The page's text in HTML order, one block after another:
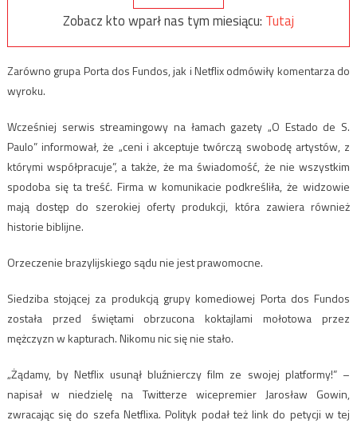
Zobacz kto wparł nas tym miesiącu: Tutaj
Zarówno grupa Porta dos Fundos, jak i Netflix odmówiły komentarza do
wyroku.
Wcześniej serwis streamingowy na łamach gazety „O Estado de S.
Paulo” informował, że „ceni i akceptuje twórczą swobodę artystów, z
którymi współpracuje”, a także, że ma świadomość, że nie wszystkim
spodoba się ta treść. Firma w komunikacie podkreśliła, że widzowie
mają dostęp do szerokiej oferty produkcji, która zawiera również
historie biblijne.
Orzeczenie brazylijskiego sądu nie jest prawomocne.
Siedziba stojącej za produkcją grupy komediowej Porta dos Fundos
została przed świętami obrzucona koktajlami mołotowa przez
mężczyzn w kapturach. Nikomu nic się nie stało.
„Żądamy, by Netflix usunął bluźnierczy film ze swojej platformy!” –
napisał w niedzielę na Twitterze wicepremier Jarosław Gowin,
zwracając się do szefa Netflixa. Polityk podał też link do petycji w tej